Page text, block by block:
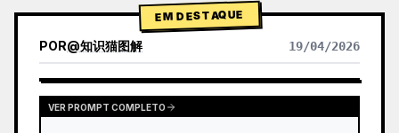
EM DESTAQUE
POR@知识猫图解 19/04/2026
VER PROMPT COMPLETO